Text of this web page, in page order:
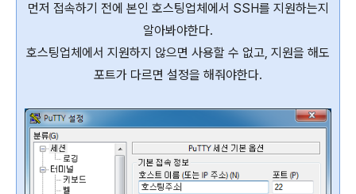
먼저 접속하기 전에 본인 호스팅업체에서 SSH를 지원하는지
알아봐야한다.
호스팅업체에서 지원하지 않으면 사용할 수 없고, 지원을 해도
포트가 다르면 설정을 해줘야한다.